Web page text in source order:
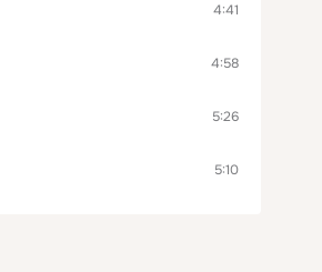
4:41
4:58
5:26
5:10